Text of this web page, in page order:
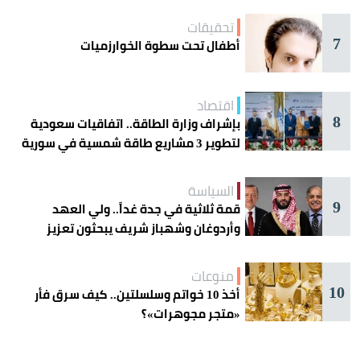
7
تحقيقات
أطفال تحت سطوة الخوارزميات
8
اقتصاد
بإشراف وزارة الطاقة.. اتفاقيات سعودية
لتطوير 3 مشاريع طاقة شمسية في سورية
9
السياسة
قمة ثلاثية في جدة غداً.. ولي العهد
وأردوغان وشهباز شريف يبحثون تعزيز
10
منوعات
أخذ 10 خواتم وسلسلتين.. كيف سرق فأر
«متجر مجوهرات»؟